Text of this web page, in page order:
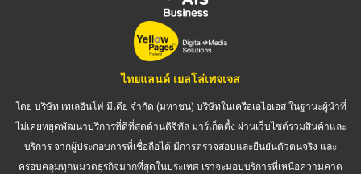
ไทยแลนด์ เยลโล่เพจเจส
โดย บริษัท เทเลอินโฟ มีเดีย จำกัด (มหาชน) บริษัทในเครือเอไอเอส ในฐานะผู้นำที่
ไม่เคยหยุดพัฒนาบริการที่ดีที่สุดด้านดิจิทัล มาร์เก็ตติ้ง ผ่านเว็บไซต์รวมสินค้าและ
บริการ จากผู้ประกอบการที่เชื่อถือได้ มีการตรวจสอบและยืนยันตัวตนจริง และ
ครอบคลุมทุกหมวดธุรกิจมากที่สุดในประเทศ เราจะมอบบริการที่เหนือความคาด